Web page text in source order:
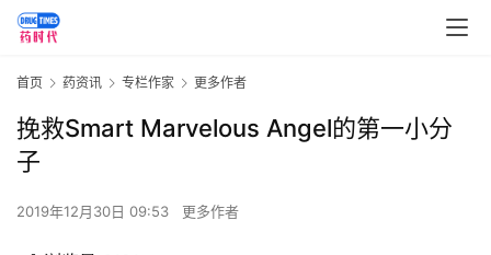
首页 药资讯 专栏作家 更多作者
挽救Smart Marvelous Angel的第一小分
子
2019年12月30日 09:53 更多作者